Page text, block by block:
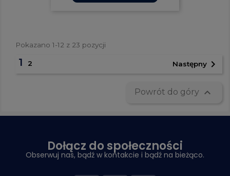
Pokazano 1-12 z 23 pozycji
1 2 Następny 
Powrót do góry 
Dołącz do społeczności
Obserwuj nas, bądź w kontakcie i bądź na bieżąco.